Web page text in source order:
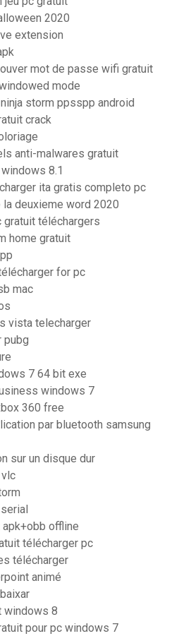
2020
extension
mot de passe wifi gratuit
mode
storm ppsspp android
crack
anti-malwares gratuit
8.1
ita gratis completo pc
la deuxieme word 2020
gratuit téléchargers
home gratuit
for pc
mac
vista telecharger
pubg
7 64 bit exe
windows 7
360 free
par bluetooth samsung
sur un disque dur
offline
télécharger pc
télécharger
animé
windows 8
pour pc windows 7